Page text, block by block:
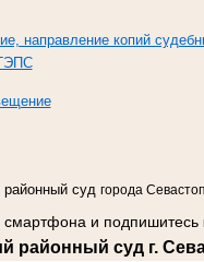
направление копий
районный суд города
смартфона и подпишитесь
районный суд г.